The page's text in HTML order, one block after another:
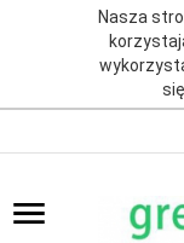
Nasza